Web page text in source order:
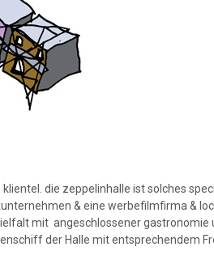
die zeppelinhalle ist solches
& eine werbefilmfirma &
mit angeschlossener gastronomie
der Halle mit entsprechendem